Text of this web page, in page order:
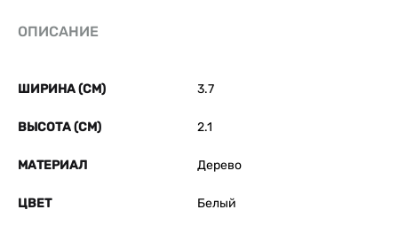
ОПИСАНИЕ
ШИРИНА (СМ) 3.7
ВЫСОТА (СМ) 2.1
МАТЕРИАЛ Дерево
ЦВЕТ Белый